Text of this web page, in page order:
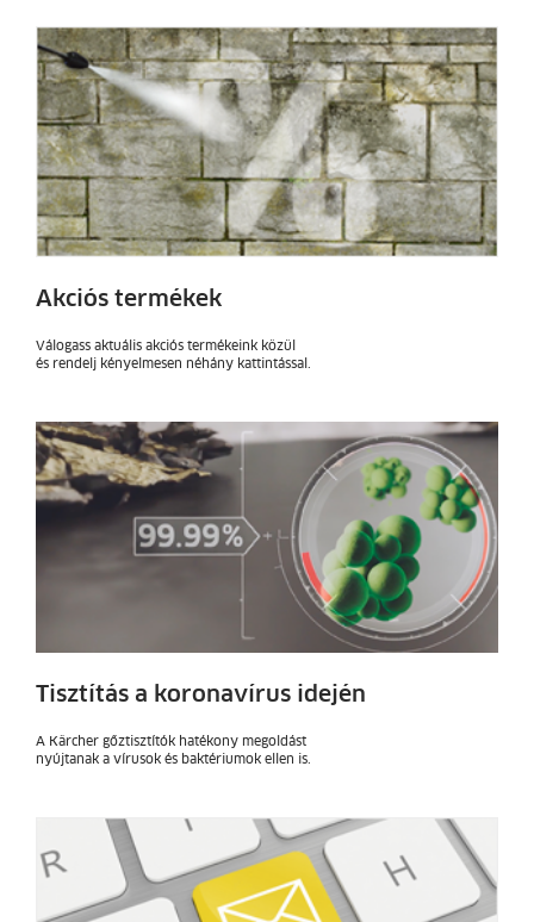
Akciós termékek
Válogass aktuális akciós termékeink közül
és rendelj kényelmesen néhány kattintással.
Tisztítás a koronavírus idején
A Kärcher gőztisztítók hatékony megoldást
nyújtanak a vírusok és baktériumok ellen is.